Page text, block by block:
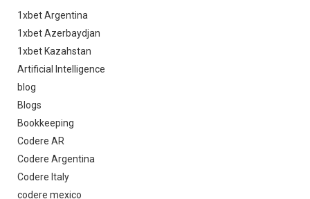
1xbet Argentina
1xbet Azerbaydjan
1xbet Kazahstan
Artificial Intelligence
blog
Blogs
Bookkeeping
Codere AR
Codere Argentina
Codere Italy
codere mexico